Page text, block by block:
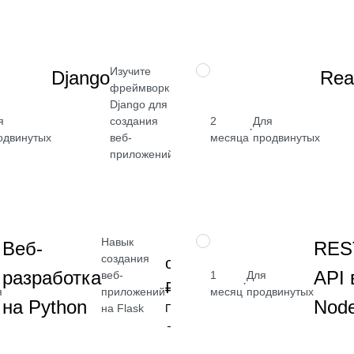
DjangoИзучите
фреймворк
Django для
создания
веб-
приложений
от 2 400
НАВЫК
2
месяца
·
Для
продвинутых
Веб-
разработка
на Python
Навык
создания
веб-
приложений
на Flask
от 2 400
₽
Посмотреть
→
НАВЫК
1
месяц
·
Для
продвинутых
API